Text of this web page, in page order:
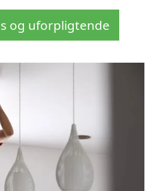
og uforpligtende